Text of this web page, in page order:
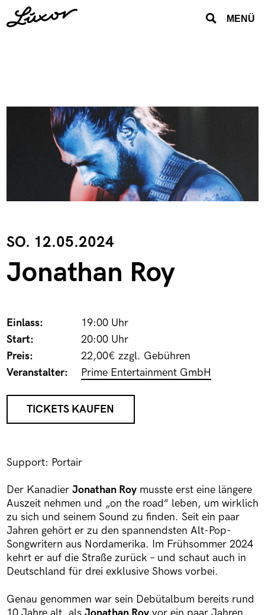
MENÜ
SO. 12.05.2024
Jonathan Roy
Einlass:
19:00 Uhr
Start:
20:00 Uhr
Preis:
22,00€ zzgl. Gebühren
Veranstalter:
Prime Entertainment GmbH
TICKETS KAUFEN
Support: Portair
Der Kanadier Jonathan Roymusste erst eine längere
Auszeit nehmen und „on the road“ leben, um wirklich
zu sich und seinem Sound zu finden. Seit ein paar
Jahren gehört er zu den spannendsten Alt-Pop-
Songwritern aus Nordamerika. Im Frühsommer 2024
kehrt er auf die Straße zurück – und schaut auch in
Deutschland für drei exklusive Shows vorbei.
Genau genommen war sein Debütalbum bereits rund